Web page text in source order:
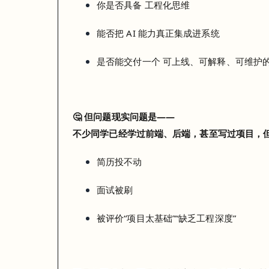
被评价“项目太基础”“缺乏工程深度”
AIWEB全栈班29期布里斯班线下公开课
你是否具备 工程化思维
能否把AI 能力真正集成进系统
是否能交付一个 可上线、可解释、可维护
🤔 但问题现实问题是——
不少同学已经学过前端、后端，甚至写过项目，
简历投不动
面试被刷
被评价“项目太基础”“缺乏工程深度”